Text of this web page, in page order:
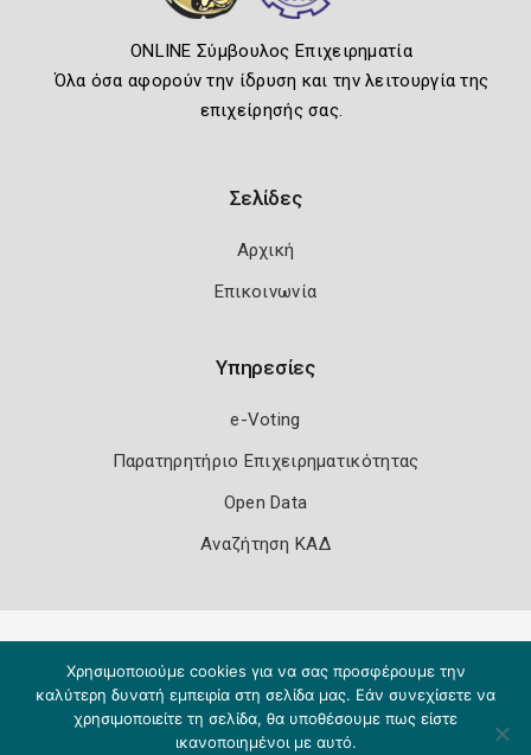
ONLINE Σύμβουλος Επιχειρηματία
Όλα όσα αφορούν την ίδρυση και την λειτουργία της
επιχείρησής σας.
Σελίδες
Αρχική
Επικοινωνία
Υπηρεσίες
e-Voting
Παρατηρητήριο Επιχειρηματικότητας
Open Data
Αναζήτηση ΚΑΔ
Χρησιμοποιούμε cookies για να σας προσφέρουμε την
καλύτερη δυνατή εμπειρία στη σελίδα μας. Εάν συνεχίσετε να
χρησιμοποιείτε τη σελίδα, θα υποθέσουμε πως είστε
ικανοποιημένοι με αυτό.
Copyright 2026 Knowledge A.E.